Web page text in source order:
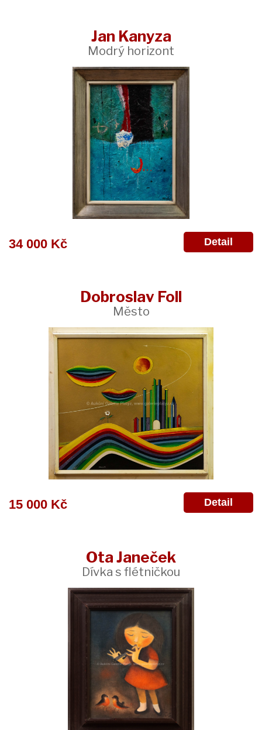
Jan Kanyza
Modrý horizont
34 000 Kč Detail
Dobroslav Foll
Město
15 000 Kč Detail
Ota Janeček
Dívka s flétničkou